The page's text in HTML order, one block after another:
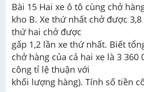
Bài 15 Hai xe ô tô cùng chở
kho B. Xe thứ nhất chở được 3,8
thứ hai chở được
gấp 1,2 lần xe thứ nhất. Biết
chở hàng của cả hai xe là 3 360
công tỉ lệ thuận với
khối lượng hàng). Tính số tiền